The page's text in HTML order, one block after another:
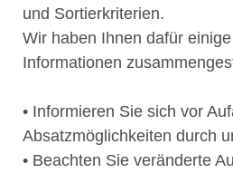
und Sortierkriterien.
Wir haben Ihnen dafür
Informationen
• Informieren Sie sich vor
Absatzmöglichkeiten durch
• Beachten Sie veränderte